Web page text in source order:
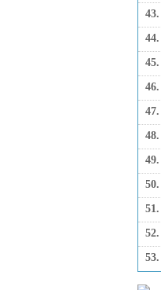
43.
44.
45.
46.
47.
48.
49.
50.
51.
52.
53.